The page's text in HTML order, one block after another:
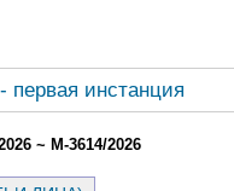
первая инстанция
~ М-3614/2026